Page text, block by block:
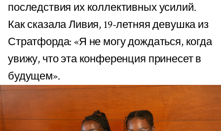
последствия их коллективных усилий.
Как сказала Ливия, 19-летняя девушка из
Стратфорда: «Я не могу дождаться, когда
увижу, что эта конференция принесет в
будущем».